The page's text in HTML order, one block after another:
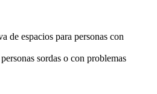
de espacios para personas con
sordas o con problemas